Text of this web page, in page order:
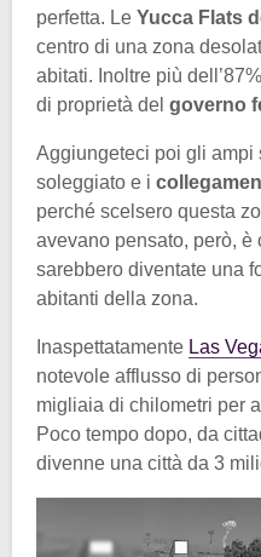
perfetta. Le Yucca Flats
centro di una zona
abitati. Inoltre più
di proprietà del governo
Aggiungeteci poi gli
soleggiato e i
perché scelsero questa
avevano pensato, però, è
sarebbero diventate una
abitanti della zona.
Inaspettatamente Las
notevole afflusso di
migliaia di chilometri per
Poco tempo dopo, da
divenne una città da 3